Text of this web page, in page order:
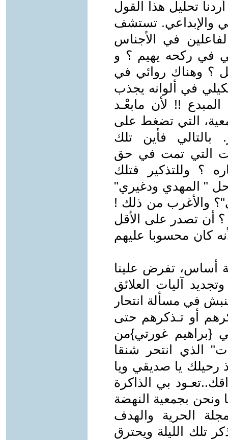
ما عَـلمتْ (5) هنا إن أردنا تحليل هذا القول
والإبداعي. تستشف
في الأجناس
في ركحه يهيم ؟ و
؟ وهناك روائي في
في ألوانه يجذب
!! لأن مابعْـد
التي تضغط على
بالتالي فأين تلك
التي تمت في حق
؟ وللتذكير فتلك
" المهدي ودغيري"
والأغرب من ذلك !
؟ أن تصدر على الأقل
كان محسوبا عليهم
أساس، تفرض علينا
آليات العلائق
في مسألة انتحار
أو تـذكرهم حتى
{براهيم غورتي}من
الذي انتحر شنقا
مضت منذ رحيلك يا صديقي ويا
بي الذاكرة
ونحن بجمعية النهضة
الحرية والهدف
تلك الليلة ويحترق